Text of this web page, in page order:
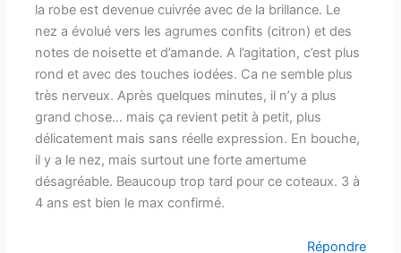
la robe est devenue cuivrée avec de la brillance. Le
nez a évolué vers les agrumes confits (citron) et des
notes de noisette et d’amande. A l’agitation, c’est plus
rond et avec des touches iodées. Ca ne semble plus
très nerveux. Après quelques minutes, il n’y a plus
grand chose… mais ça revient petit à petit, plus
délicatement mais sans réelle expression. En bouche,
il y a le nez, mais surtout une forte amertume
désagréable. Beaucoup trop tard pour ce coteaux. 3 à
4 ans est bien le max confirmé.
Répondre